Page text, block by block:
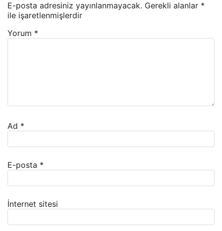
E-posta adresiniz yayınlanmayacak. Gerekli alanlar *
ile işaretlenmişlerdir
Yorum *
Ad *
E-posta *
İnternet sitesi